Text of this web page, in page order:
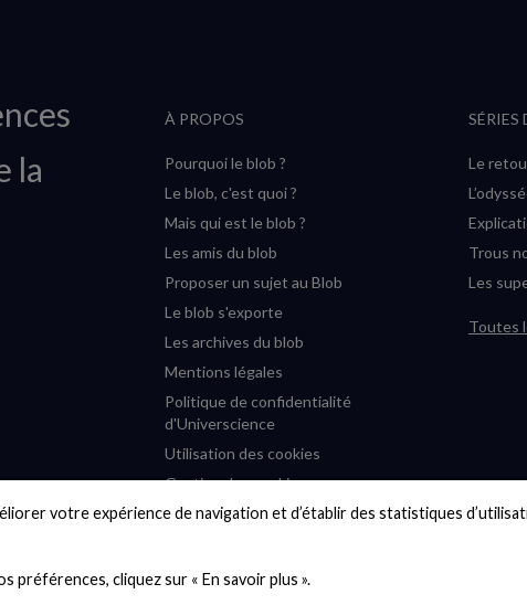
votre expérience de navigation et d’établir des statistiques
la
À PROPOS
Pourquoi le blob ?
Le blob, c'est quoi ?
Mais qui est le blob ?
Les amis du blob
Proposer un sujet au Blob
Le blob s'exporte
Les archives du blob
Mentions légales
Politique de confidentialité
d'Universcience
Utilisation des cookies
Gestion des cookies
Accessibilité : partiellement
SÉRIES
Le
Trous
Les
Toutes